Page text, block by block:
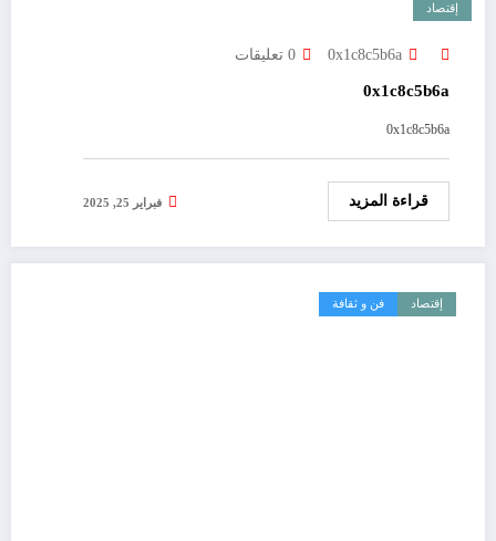
إقتصاد
0x1c8c5b6a 0 تعليقات
0x1c8c5b6a
0x1c8c5b6a
قراءة المزيد فبراير 25, 2025
إقتصاد فن و ثقافة